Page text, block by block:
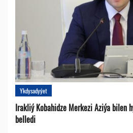
Ykdysadyýet
Irakliý Kobahidze Merkezi Aziýa bilen
belledi